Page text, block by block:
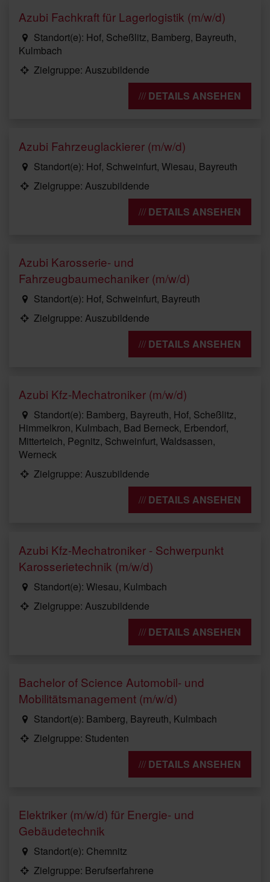
Azubi Fachkraft für Lagerlogistik (m/w/d)
Standort(e): Hof, Scheßlitz, Bamberg, Bayreuth,
Kulmbach
Zielgruppe: Auszubildende
DETAILS ANSEHEN
Azubi Fahrzeuglackierer (m/w/d)
Standort(e): Hof, Schweinfurt, Wiesau, Bayreuth
Zielgruppe: Auszubildende
DETAILS ANSEHEN
Azubi Karosserie- und
Fahrzeugbaumechaniker (m/w/d)
Standort(e): Hof, Schweinfurt, Bayreuth
Zielgruppe: Auszubildende
DETAILS ANSEHEN
Azubi Kfz-Mechatroniker (m/w/d)
Standort(e): Bamberg, Bayreuth, Hof, Scheßlitz,
Himmelkron, Kulmbach, Bad Berneck, Erbendorf,
Mitterteich, Pegnitz, Schweinfurt, Waldsassen,
Werneck
Zielgruppe: Auszubildende
DETAILS ANSEHEN
Azubi Kfz-Mechatroniker - Schwerpunkt
Karosserietechnik (m/w/d)
Standort(e): Wiesau, Kulmbach
Zielgruppe: Auszubildende
DETAILS ANSEHEN
Bachelor of Science Automobil- und
Mobilitätsmanagement (m/w/d)
Standort(e): Bamberg, Bayreuth, Kulmbach
Zielgruppe: Studenten
DETAILS ANSEHEN
Elektriker (m/w/d) für Energie- und
Gebäudetechnik
Standort(e): Chemnitz
Zielgruppe: Berufserfahrene